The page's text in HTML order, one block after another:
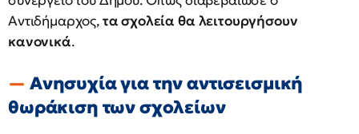
Αντιδήμαρχος,τα σχολεία θα λειτουργήσουν
κανονικά.
Ανησυχία για την αντισεισμική
θωράκιση των σχολείων